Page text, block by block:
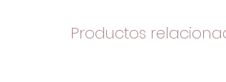
Productos